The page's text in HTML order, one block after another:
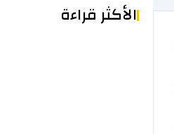
الأكثر قراءة